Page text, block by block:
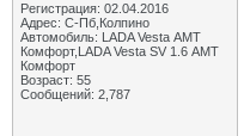
Регистрация: 02.04.2016
Адрес: С-Пб,Колпино
Автомобиль: LADA Vesta АМТ
Комфорт,LADA Vesta SV 1.6 АМТ
Комфорт
Возраст: 55
Сообщений: 2,787